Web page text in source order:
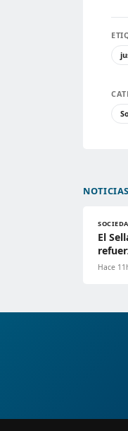
El
Hace